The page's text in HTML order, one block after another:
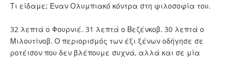
Τι είδαμε; Έναν Ολυμπιακό κόντρα στη φιλοσοφία του.
32 λεπτά ο Φουρνιέ. 31 λεπτά ο Βεζένκοβ. 30 λεπτά ο
Μιλουτίνοβ. Ο περιορισμός των έξι ξένων οδήγησε σε
ροτέισον που δεν βλέπουμε συχνά, αλλά και σε μία